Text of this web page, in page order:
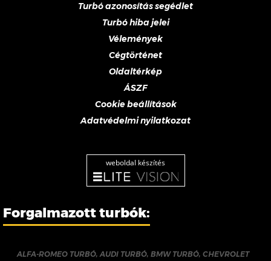
Turbó azonosítás segédlet
Turbó hiba jelei
Vélemények
Cégtörténet
Oldaltérkép
ÁSZF
Cookie beállítások
Adatvédelmi nyilatkozat
weboldal készítés
Forgalmazott turbók:
ALFA-ROMEO TURBÓ,AUDI TURBÓ, BMW TURBÓ, CHEVROLET